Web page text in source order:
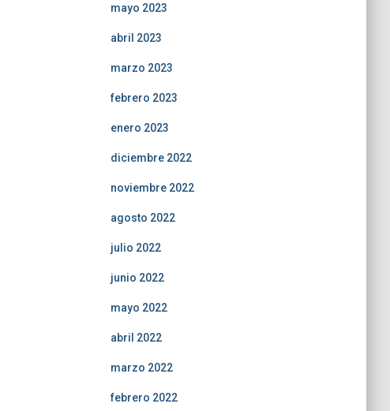
mayo 2023
abril 2023
marzo 2023
febrero 2023
enero 2023
diciembre 2022
noviembre 2022
agosto 2022
julio 2022
junio 2022
mayo 2022
abril 2022
marzo 2022
febrero 2022